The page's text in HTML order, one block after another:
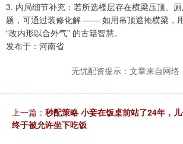
3. 内局细节补充：若所选楼层存在横梁压顶、
题，可通过装修化解 —— 如用吊顶遮掩横梁，
“改内形以合外气” 的古籍智慧。
发布于：河南省
无忧配资提示：文章来自网络
上一篇： 秒配策略 小妾在饭桌前站了24年，
终于被允许坐下吃饭